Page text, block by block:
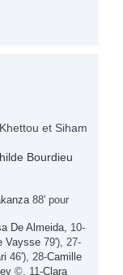
et Siham
Bourdieu
88' pour
De Almeida , 10-
Vaysse 79'), 27-
46'), 28-Camille
©, 11-Clara